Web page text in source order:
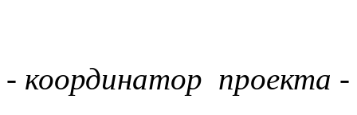
- координатор проекта -